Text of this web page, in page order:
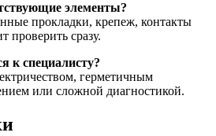
элементы?
прокладки, крепеж, контакты
проверить сразу.
к специалисту?
герметичным
или сложной диагностикой.